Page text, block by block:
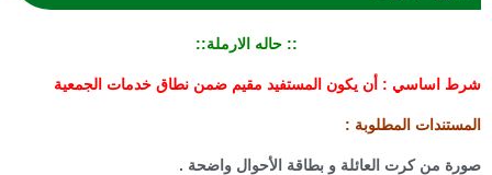
:: حاله الارملة::
اساسي : أن يكون المستفيد مقيم ضمن نطاق خدمات الجمعية
المطلوبة :
من كرت العائلة و بطاقة الأحوال واضحة .